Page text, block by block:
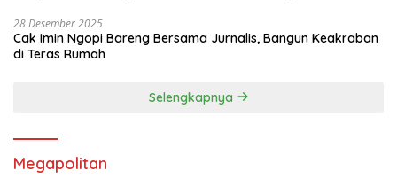
28 Desember 2025
Cak Imin Ngopi Bareng Bersama Jurnalis, Bangun Keakraban
di Teras Rumah
Selengkapnya
Megapolitan